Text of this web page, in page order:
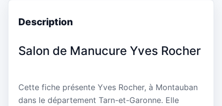
Description
Salon de Manucure Yves Rocher
Cette fiche présente Yves Rocher, à Montauban
dans le département Tarn-et-Garonne. Elle